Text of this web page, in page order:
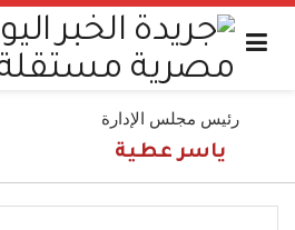
رئيس مجلس الإدارة
ياسر عطية